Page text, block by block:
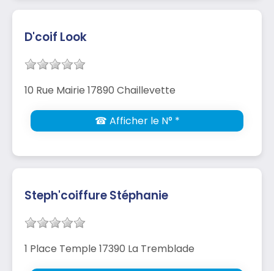
D'coif Look
10 Rue Mairie 17890 Chaillevette
☎ Afficher le N° *
Steph'coiffure Stéphanie
1 Place Temple 17390 La Tremblade